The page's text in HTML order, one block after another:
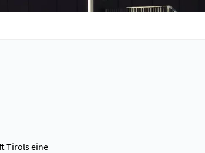
Tirols eine